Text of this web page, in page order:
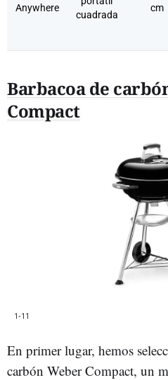
Anywhere
cuadrada
cm
Barbacoa de
Compact
1-11
En primer lugar, hemos
carbón Weber Compact, un